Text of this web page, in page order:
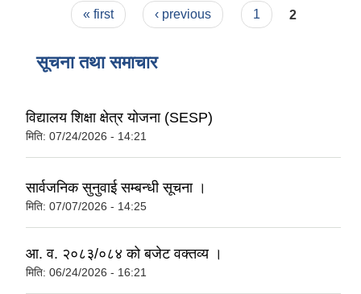
Pages« first ‹ previous 1 2
सूचना तथा समाचार
विद्यालय शिक्षा क्षेत्र योजना (SESP)
मिति: 07/24/2026 - 14:21
सार्वजनिक सुनुवाई सम्बन्धी सूचना ।
मिति: 07/07/2026 - 14:25
आ. व. २०८३/०८४ को बजेट वक्तव्य ।
मिति: 06/24/2026 - 16:21